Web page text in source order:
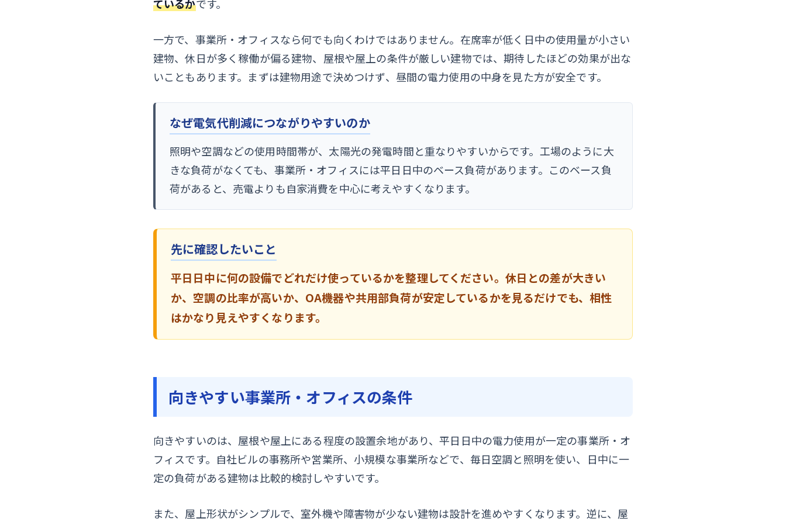
ているかです。
一方で、事業所・オフィスなら何でも向くわけではありません。在席率が低く日中の使用量が小さい
建物、休日が多く稼働が偏る建物、屋根や屋上の条件が厳しい建物では、期待したほどの効果が出な
いこともあります。まずは建物用途で決めつけず、昼間の電力使用の中身を見た方が安全です。
なぜ電気代削減につながりやすいのか
照明や空調などの使用時間帯が、太陽光の発電時間と重なりやすいからです。工場のように大
きな負荷がなくても、事業所・オフィスには平日日中のベース負荷があります。このベース負
荷があると、売電よりも自家消費を中心に考えやすくなります。
先に確認したいこと
平日日中に何の設備でどれだけ使っているかを整理してください。休日との差が大きい
か、空調の比率が高いか、OA機器や共用部負荷が安定しているかを見るだけでも、相性
はかなり見えやすくなります。
向きやすい事業所・オフィスの条件
向きやすいのは、屋根や屋上にある程度の設置余地があり、平日日中の電力使用が一定の事業所・オ
フィスです。自社ビルの事務所や営業所、小規模な事業所などで、毎日空調と照明を使い、日中に一
定の負荷がある建物は比較的検討しやすいです。
また、屋上形状がシンプルで、室外機や障害物が少ない建物は設計を進めやすくなります。逆に、屋